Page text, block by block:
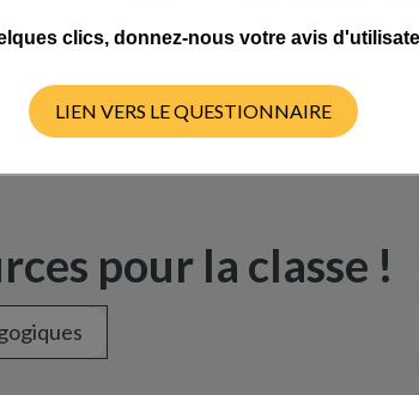
ce sujet avec vos
pour la classe !
clics, donnez-nous votre avis
LIEN VERS LE QUESTIONNAIRE